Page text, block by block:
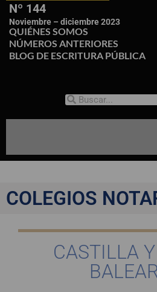
Nº 144
Noviembre – diciembre 2023
QUIÉNES SOMOS
NÚMEROS ANTERIORES
BLOG DE ESCRITURA PÚBLICA
COLEGIOS
CASTILLA